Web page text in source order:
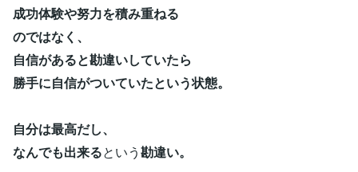
成功体験や努力を積み重ねる
のではなく、
自信があると勘違いしていたら
勝手に自信がついていたという状態。
自分は最高だし、
なんでも出来るという勘違い。